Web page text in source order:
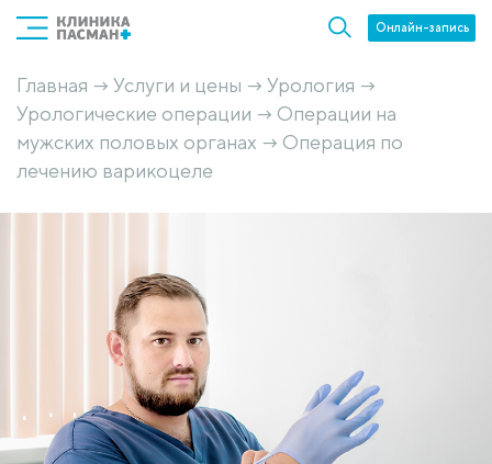
Онлайн-запись
Главная → Услуги и цены → Урология →
Урологические операции → Операции на
мужских половых органах → Операция по
лечению варикоцеле